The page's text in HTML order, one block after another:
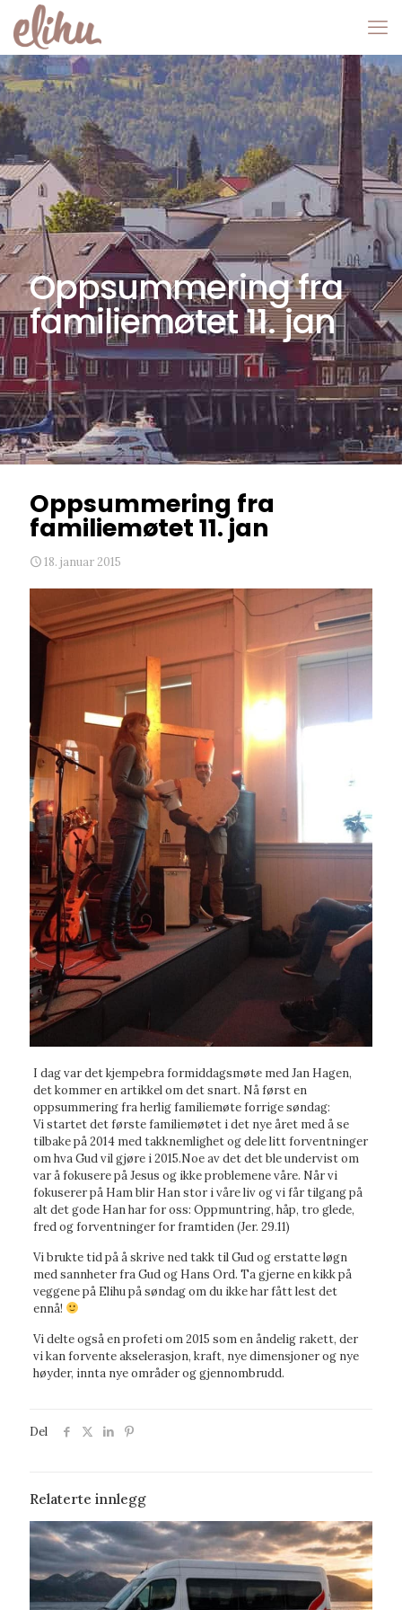
Oppsummering fra
familiemøtet 11. jan
Oppsummering fra
familiemøtet 11. jan
18. januar 2015
I dag var det kjempebra formiddagsmøte med Jan Hagen,
det kommer en artikkel om det snart. Nå først en
oppsummering fra herlig familiemøte forrige søndag:
Vi startet det første familiemøtet i det nye året med å se
tilbake på 2014 med takknemlighet og dele litt forventninger
om hva Gud vil gjøre i 2015.Noe av det det ble undervist om
var å fokusere på Jesus og ikke problemene våre. Når vi
fokuserer på Ham blir Han stor i våre liv og vi får tilgang på
alt det gode Han har for oss: Oppmuntring, håp, tro glede,
fred og forventninger for framtiden (Jer. 29.11)
Vi brukte tid på å skrive ned takk til Gud og erstatte løgn
med sannheter fra Gud og Hans Ord. Ta gjerne en kikk på
veggene på Elihu på søndag om du ikke har fått lest det
ennå!
Vi delte også en profeti om 2015 som en åndelig rakett, der
vi kan forvente akselerasjon, kraft, nye dimensjoner og nye
høyder, innta nye områder og gjennombrudd.
Del
Relaterte innlegg